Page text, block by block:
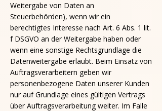
Weitergabe von Daten an
Steuerbehörden), wenn wir ein
berechtigtes Interesse nach Art. 6 Abs. 1 lit.
f DSGVO an der Weitergabe haben oder
wenn eine sonstige Rechtsgrundlage die
Datenweitergabe erlaubt. Beim Einsatz von
Auftragsverarbeitern geben wir
personenbezogene Daten unserer Kunden
nur auf Grundlage eines gültigen Vertrags
über Auftragsverarbeitung weiter. Im Falle